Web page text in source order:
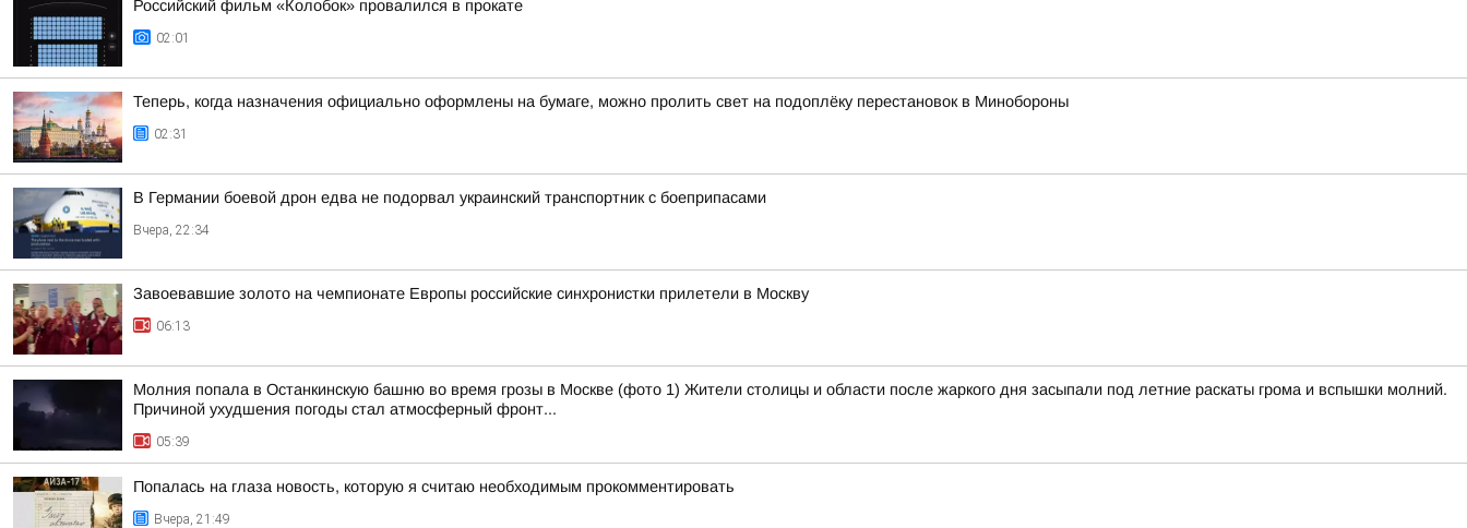
Российский фильм «Колобок» провалился в прокате
02:01
Теперь, когда назначения официально оформлены на бумаге, можно пролить свет на подоплёку перестановок в Минобороны
02:31
В Германии боевой дрон едва не подорвал украинский транспортник с боеприпасами
Вчера, 22:34
Завоевавшие золото на чемпионате Европы российские синхронистки прилетели в Москву
06:13
Молния попала в Останкинскую башню во время грозы в Москве (фото 1) Жители столицы и области после жаркого дня засыпали под летние раскаты грома и вспышки молний.
Причиной ухудшения погоды стал атмосферный фронт...
05:39
Попалась на глаза новость, которую я считаю необходимым прокомментировать
Вчера, 21:49